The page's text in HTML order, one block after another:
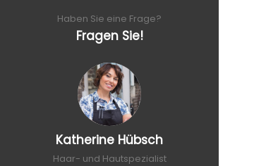
Haben Sie eine Frage?
Fragen Sie!
Katherine Hübsch
Haar- und Hautspezialist